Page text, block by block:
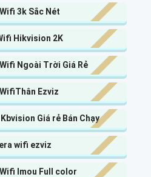
3k Sắc Nét
Hikvision 2K
Ngoài Trời Giá Rẻ
Ezviz
Giá rẻ Bán Chạy
wifi ezviz
Imou Full color